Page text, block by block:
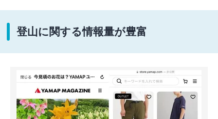
登山に関する情報量が豊富